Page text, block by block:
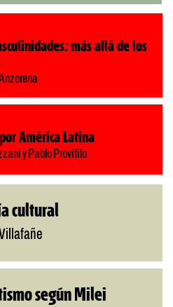
más allá de los
América Latina
y Pablo Provitilo
cultural
según Milei